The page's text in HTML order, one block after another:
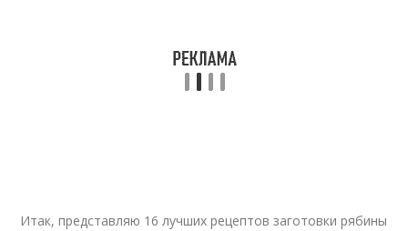
Итак, представляю 16 лучших рецептов заготовки рябины